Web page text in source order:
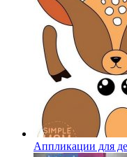
Аппликации для